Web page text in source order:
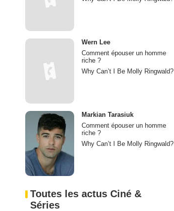
Wern Lee
Comment épouser un homme
riche ?
Why Can’t I Be Molly Ringwald?
Markian Tarasiuk
Comment épouser un homme
riche ?
Why Can’t I Be Molly Ringwald?
Toutes les actus Ciné &
Séries